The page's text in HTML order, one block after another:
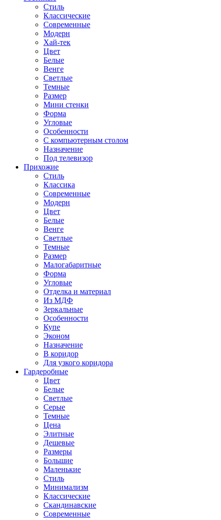
Стиль
Классические
Современные
Модерн
Хай-тек
Цвет
Белые
Венге
Светлые
Темные
Размер
Мини стенки
Форма
Угловые
Особенности
С компьютерным столом
Назначение
Под телевизор
Прихожие
Стиль
Классика
Современные
Модерн
Цвет
Белые
Венге
Светлые
Темные
Размер
Малогабаритные
Форма
Угловые
Отделка и материал
Из МДФ
Зеркальные
Особенности
Купе
Эконом
Назначение
В коридор
Для узкого коридора
Гардеробные
Цвет
Белые
Светлые
Серые
Темные
Цена
Элитные
Дешевые
Размеры
Большие
Маленькие
Стиль
Минимализм
Классические
Скандинавские
Современные